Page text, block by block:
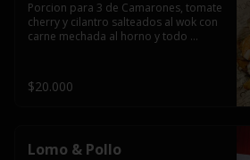
Porcion para 3 de Camarones, tomate
cherry y cilantro salteados al wok con
carne mechada al horno y todo
casera.
$20.000
Lomo & Pollo